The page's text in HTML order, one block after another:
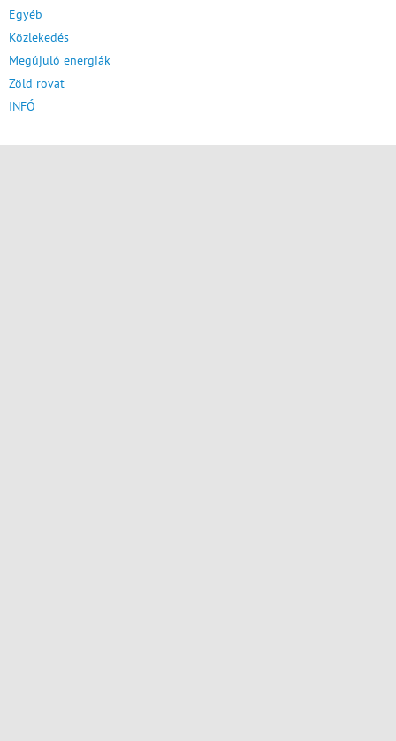
Egyéb
Közlekedés
Megújuló energiák
Zöld rovat
INFÓ